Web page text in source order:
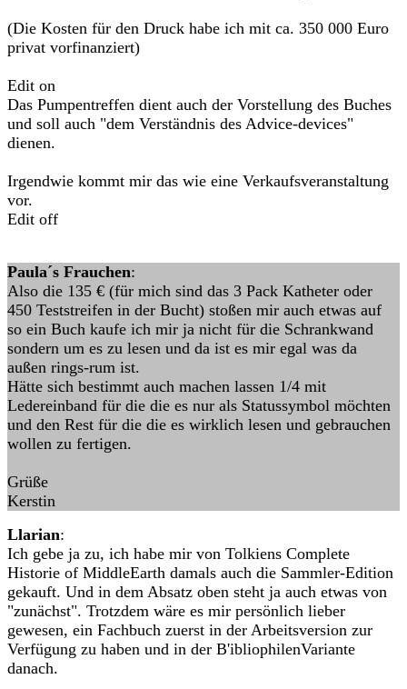
(Die Kosten für den Druck habe ich mit ca. 350 000 Euro
privat vorfinanziert)
Edit on
Das Pumpentreffen dient auch der Vorstellung des Buches
und soll auch "dem Verständnis des Advice-devices"
dienen.
Irgendwie kommt mir das wie eine Verkaufsveranstaltung
vor.
Edit off
Paula´s Frauchen:
Also die 135 € (für mich sind das 3 Pack Katheter oder
450 Teststreifen in der Bucht) stoßen mir auch etwas auf
so ein Buch kaufe ich mir ja nicht für die Schrankwand
sondern um es zu lesen und da ist es mir egal was da
außen rings-rum ist.
Hätte sich bestimmt auch machen lassen 1/4 mit
Ledereinband für die die es nur als Statussymbol möchten
und den Rest für die die es wirklich lesen und gebrauchen
wollen zu fertigen.
Grüße
Kerstin
Llarian:
Ich gebe ja zu, ich habe mir von Tolkiens Complete
Historie of MiddleEarth damals auch die Sammler-Edition
gekauft. Und in dem Absatz oben steht ja auch etwas von
"zunächst". Trotzdem wäre es mir persönlich lieber
gewesen, ein Fachbuch zuerst in der Arbeitsversion zur
Verfügung zu haben und in der B'ibliophilenVariante
danach.